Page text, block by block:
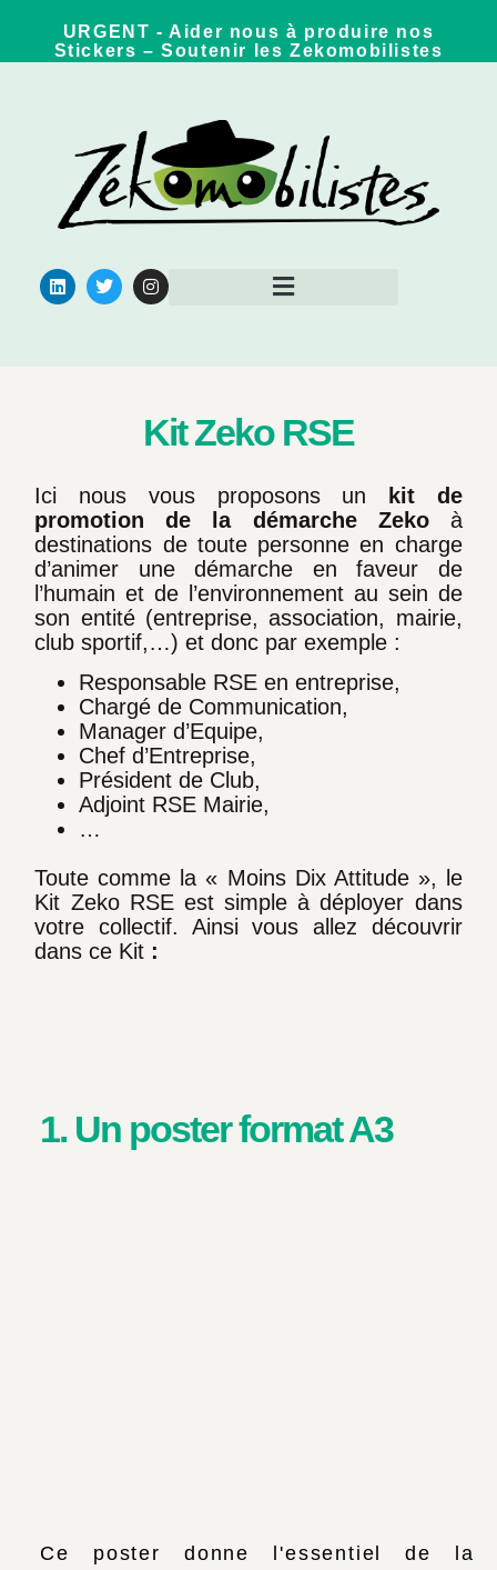
URGENT - Aider nous à produire nos
Stickers – Soutenir les Zekomobilistes
Kit Zeko RSE
Ici nous vous proposons un
kit de
promotion de la démarche Zekoà
destinations de toute personne en charge
d’animer une démarche en faveur de
l’humain et de l’environnement au sein de
son entité (entreprise, association, mairie,
club sportif,…) et donc par exemple :
Responsable RSE en entreprise,
Chargé de Communication,
Manager d’Equipe,
Chef d’Entreprise,
Président de Club,
Adjoint RSE Mairie,
…
Toute comme la « Moins Dix Attitude », le
Kit Zeko RSE est simple à déployer dans
votre collectif. Ainsi vous allez découvrir
dans ce Kit :
1. Un poster format A3
Ce poster donne l'essentiel de la